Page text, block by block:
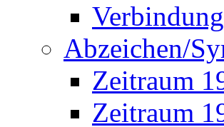
Abzeichen/
Zeitraum
Zeitraum